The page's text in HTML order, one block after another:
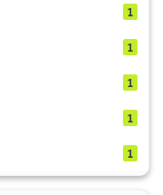
1
1
1
1
1